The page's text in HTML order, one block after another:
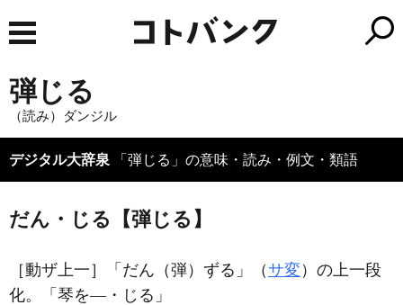
弾じる
（読み）ダンジル
デジタル大辞泉 「弾じる」の意味・読み・例文・類語
だん・じる【弾じる】
［動ザ上一］ 「だん（弾）ずる」（サ変）の上一段
化。「琴を―・じる」